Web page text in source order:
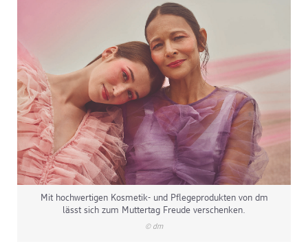
Mit hochwertigen Kosmetik- und Pflegeprodukten von dm
lässt sich zum Muttertag Freude verschenken.
© dm